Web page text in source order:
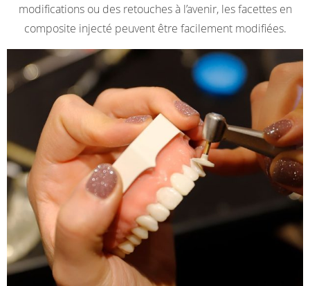
modifications ou des retouches à l’avenir, les facettes en
composite injecté peuvent être facilement modifiées.